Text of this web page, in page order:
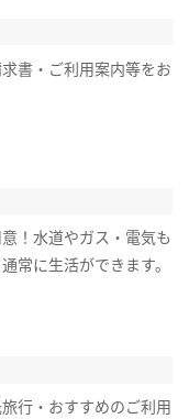
書・ご利用案内等をお
！水道やガス・電気も
常に生活ができます。
行・おすすめのご利用